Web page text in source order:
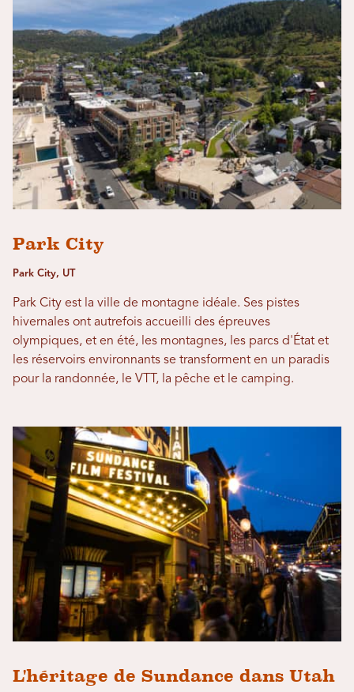
Park City
Park City, UT
Park City est la ville de montagne idéale. Ses pistes
hivernales ont autrefois accueilli des épreuves
olympiques, et en été, les montagnes, les parcs d'État et
les réservoirs environnants se transforment en un paradis
pour la randonnée, le VTT, la pêche et le camping.
L'héritage de Sundance dans Utah